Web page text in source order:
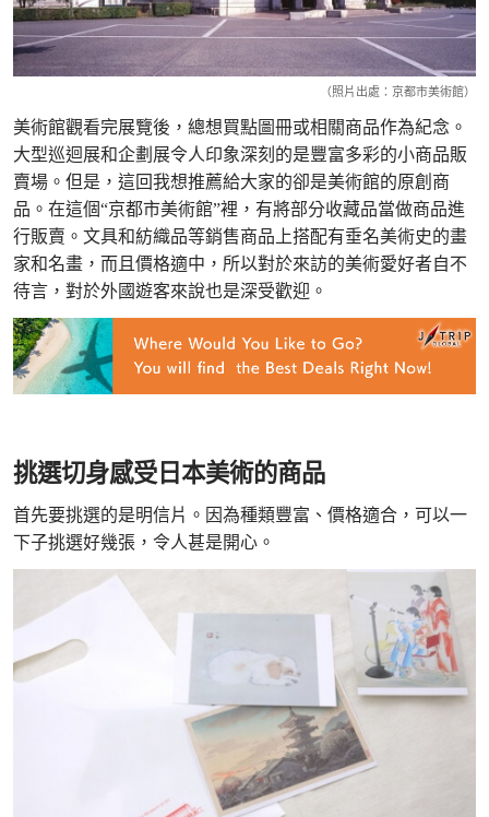
（照片出處：京都市美術館）
美術館觀看完展覽後，總想買點圖冊或相關商品作為紀念。
大型巡迴展和企劃展令人印象深刻的是豐富多彩的小商品販
賣場。但是，這回我想推薦給大家的卻是美術館的原創商
品。在這個“京都市美術館”裡，有將部分收藏品當做商品進
行販賣。文具和紡織品等銷售商品上搭配有垂名美術史的畫
家和名畫，而且價格適中，所以對於來訪的美術愛好者自不
待言，對於外國遊客來說也是深受歡迎。
挑選切身感受日本美術的商品
首先要挑選的是明信片。因為種類豐富、價格適合，可以一
下子挑選好幾張，令人甚是開心。